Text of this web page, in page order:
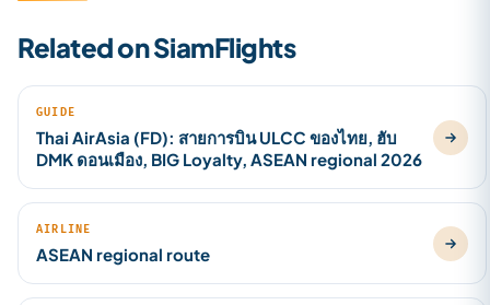
Related on SiamFlights
GUIDE
Thai AirAsia (FD): สายการบิน ULCC ของไทย, ฮับ
DMK ดอนเมือง, BIG Loyalty, ASEAN regional 2026
AIRLINE
ASEAN regional route